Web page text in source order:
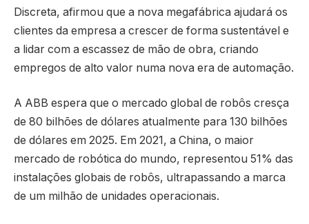
Discreta, afirmou que a nova megafábrica ajudará os
clientes da empresa a crescer de forma sustentável e
a lidar com a escassez de mão de obra, criando
empregos de alto valor numa nova era de automação.
A ABB espera que o mercado global de robôs cresça
de 80 bilhões de dólares atualmente para 130 bilhões
de dólares em 2025. Em 2021, a China, o maior
mercado de robótica do mundo, representou 51% das
instalações globais de robôs, ultrapassando a marca
de um milhão de unidades operacionais.